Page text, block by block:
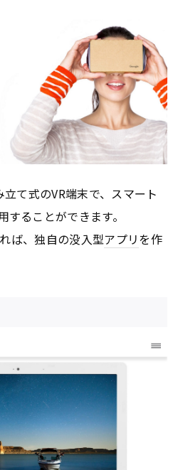
立て式のVR端末で、スマート
ることができます。
ば、独自の没入型アプリを作